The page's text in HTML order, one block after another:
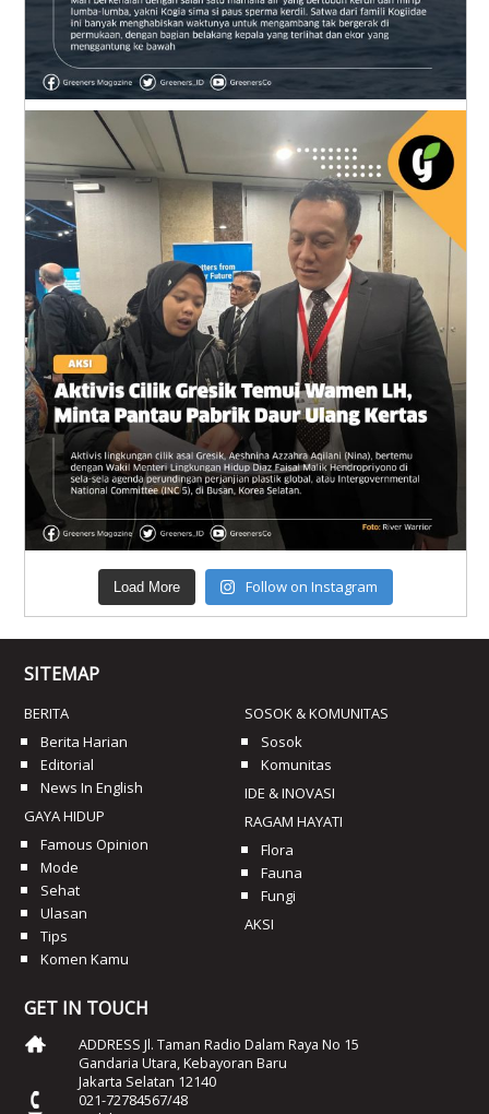
Load More Follow on Instagram
SITEMAP
BERITA
Berita Harian
Editorial
News In English
GAYA HIDUP
Famous Opinion
Mode
Sehat
Ulasan
Tips
Komen Kamu
SOSOK & KOMUNITAS
Sosok
Komunitas
IDE & INOVASI
RAGAM HAYATI
Flora
Fauna
Fungi
AKSI
GET IN TOUCH
ADDRESS Jl. Taman Radio Dalam Raya No 15
Gandaria Utara, Kebayoran Baru
Jakarta Selatan 12140
021-72784567/48